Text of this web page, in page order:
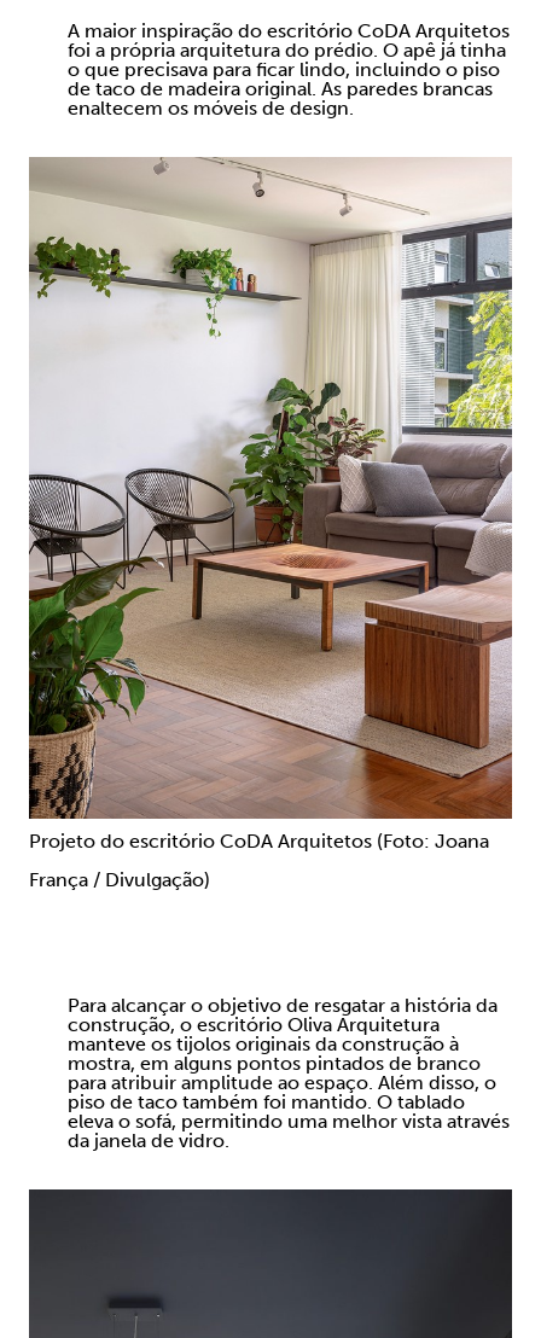
A maior inspiração do escritório CoDA Arquitetos
foi a própria arquitetura do prédio. O apê já tinha
o que precisava para ficar lindo, incluindo o piso
de taco de madeira original. As paredes brancas
enaltecem os móveis de design.
Projeto do escritório CoDA Arquitetos (Foto: Joana
França / Divulgação)
Para alcançar o objetivo de resgatar a história da
construção, o escritório Oliva Arquitetura
manteve os tijolos originais da construção à
mostra, em alguns pontos pintados de branco
para atribuir amplitude ao espaço. Além disso, o
piso de taco também foi mantido. O tablado
eleva o sofá, permitindo uma melhor vista através
da janela de vidro.